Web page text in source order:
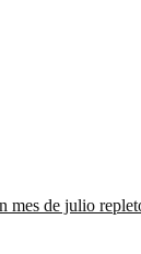
mes de julio